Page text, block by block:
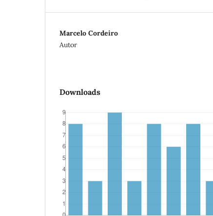
Marcelo Cordeiro
Autor
Downloads